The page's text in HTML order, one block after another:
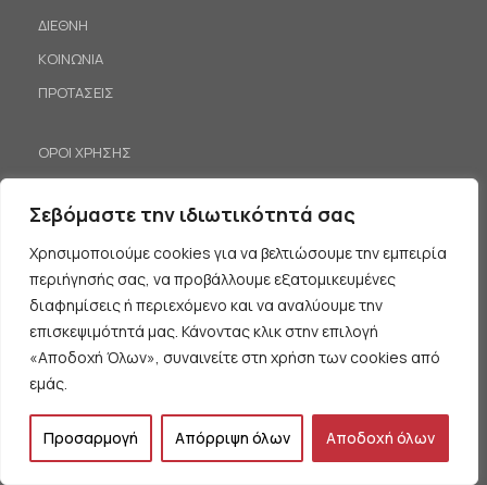
Σεβόμαστε την ιδιωτικότητά σας
Χρησιμοποιούμε cookies για να βελτιώσουμε την εμπειρία
περιήγησής σας, να προβάλλουμε εξατομικευμένες
διαφημίσεις ή περιεχόμενο και να αναλύουμε την
επισκεψιμότητά μας. Κάνοντας κλικ στην επιλογή
«Αποδοχή Όλων», συναινείτε στη χρήση των cookies από
εμάς.
Προσαρμογή Απόρριψη όλων Αποδοχή όλων
ΔΙΕΘΝΗ
ΚΟΙΝΩΝΙΑ
ΠΡΟΤΑΣΕΙΣ
ΟΡΟΙ ΧΡΗΣΗΣ
ΘΕΩΡΙΑ
ΙΣΤΟΡΙΑ
ΠΟΛΙΤΙΣΜΟΣ
ΑΝΑΚΟΙΝΩΣΕΙΣ – ΕΚΔΗΛΩΣΕΙΣ
ΠΑΙΔΕΙΑ
ΚΙΝΗΤΟΠΟΙΗΣΕΙΣ